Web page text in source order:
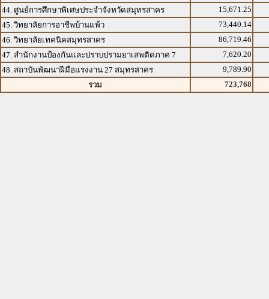
44. ศูนย์การศึกษาพิเศษประจำจังหวัดสมุทรสาคร
15,671.25
45. วิทยาลัยการอาชีพบ้านแพ้ว
73,440.14
46. วิทยาลัยเทคนิคสมุทรสาคร
86,719.46
47. สำนักงานป้องกันและปราบปรามยาเสพติดภาค 7
7,620.20
48. สถาบันพัฒนาฝีมือแรงงาน 27 สมุทรสาคร
9,789.90
รวม
723,768